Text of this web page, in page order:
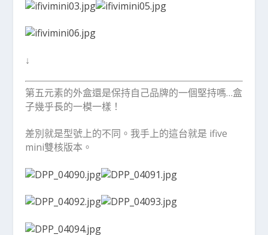
↓
第五元素的外盒還是保持自己品牌的一個堅持嗎…盒
子幾乎長的一模一樣！
差別就是型號上的不同。我手上的這台就是 ifive
mini雙核版本。